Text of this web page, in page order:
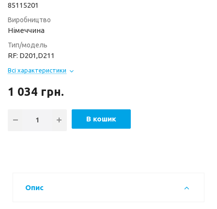
85115201
Виробництво
Німеччина
Тип/модель
RF: D201,D211
Всі характеристики
1 034 грн.
В кошик
Опис